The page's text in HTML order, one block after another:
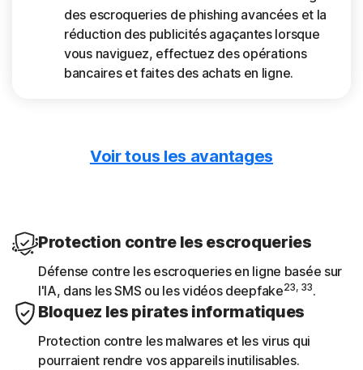
des escroqueries de phishing avancées et la
réduction des publicités agaçantes lorsque
vous naviguez, effectuez des opérations
bancaires et faites des achats en ligne.
Téléchargez uniquement des
détecter des menaces telles que les
confidentialité.
l'appareil
Voir tous les avantages
Protection contre les escroqueries
Défense contre les escroqueries en ligne basée sur
l'IA, dans les SMS ou les vidéos deepfake23, 33.
Bloquez les pirates informatiques
Protection contre les malwares et les virus qui
pourraient rendre vos appareils inutilisables.